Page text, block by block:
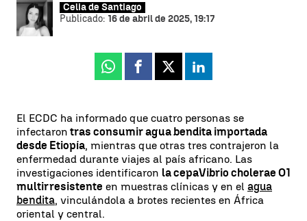
Celia de Santiago
Publicado: 16 de abril de 2025, 19:17
Whatsapp
Facebook
X Linkedin
El ECDC ha informado que cuatro personas se
infectaron tras consumir agua bendita importada
desde Etiopía, mientras que otras tres contrajeron la
enfermedad durante viajes al país africano. Las
investigaciones identificaron la cepaVibrio cholerae O1
multirresistente en muestras clínicas y en el agua
bendita, vinculándola a brotes recientes en África
oriental y central.